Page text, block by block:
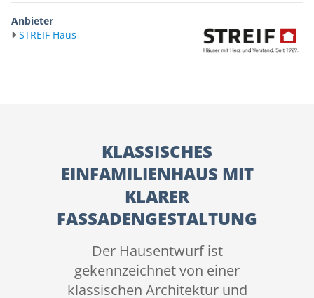
Anbieter
STREIF Haus
KLASSISCHES
EINFAMILIENHAUS MIT
KLARER
FASSADENGESTALTUNG
Der Hausentwurf ist
gekennzeichnet von einer
klassischen Architektur und